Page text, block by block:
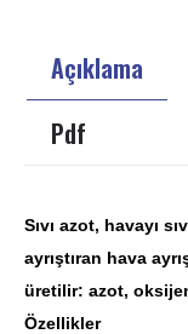
Açıklama
Pdf
Sıvı azot, havayı
ayrıştıran hava
üretilir: azot,
Özellikler